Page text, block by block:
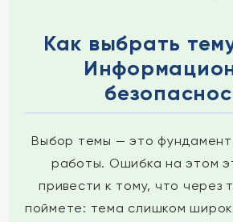
Как выбрать
Выбор темы — это
работы. Ошибка на этом
привести к тому, что через
поймете: тема слишком